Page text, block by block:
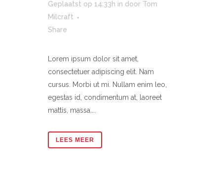
Geplaatst op 14:33h in door Tom
Milcraft
Share
Lorem ipsum dolor sit amet,
consectetuer adipiscing elit. Nam
cursus. Morbi ut mi. Nullam enim leo,
egestas id, condimentum at, laoreet
mattis, massa....
LEES MEER